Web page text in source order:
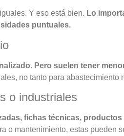
Y eso está bien. Lo
puntuales.
Pero suelen tener
no tanto para abastecimiento
o industriales
fichas técnicas,
o mantenimiento, estas pueden